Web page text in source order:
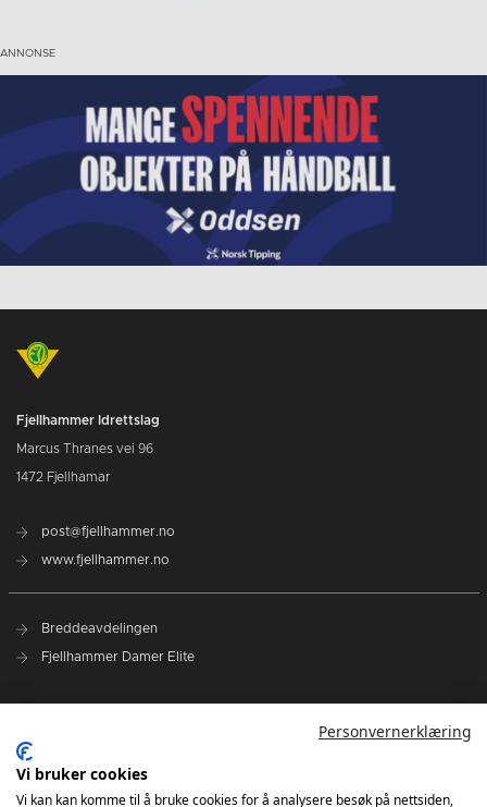
Fjellhammer Idrettslag
Marcus Thranes vei 96
1472 Fjellhamar
post@fjellhammer.no
www.fjellhammer.no
Breddeavdelingen
Fjellhammer Damer Elite
NHF Region Øst
Personvernerklæring
Vi bruker cookies
Vi kan kan komme til å bruke cookies for å analysere besøk på nettsiden,